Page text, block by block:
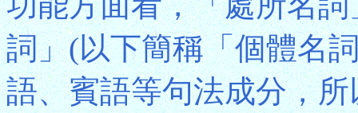
詞」(以下簡稱「個體名
語、賓語等句法成分，